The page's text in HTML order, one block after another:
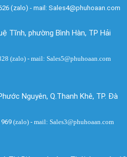
(zalo) - mail: Sales4@phuhoaan.com
Tĩnh, phường Bình Hàn, TP Hải
(zalo) - mail: Sales5@phuhoaan.com
Nguyên, Q.Thanh Khê, TP. Đà
969(zalo) - mail: Sales3@phuhoaan.com